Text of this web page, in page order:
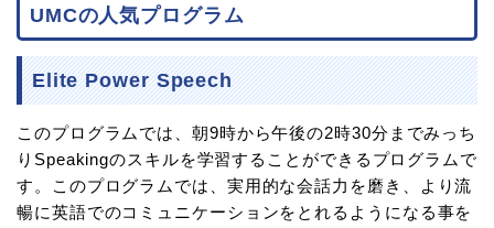
UMCの人気プログラム
Elite Power Speech
このプログラムでは、朝9時から午後の2時30分までみっち
りSpeakingのスキルを学習することができるプログラムで
す。このプログラムでは、実用的な会話力を磨き、より流
暢に英語でのコミュニケーションをとれるようになる事を